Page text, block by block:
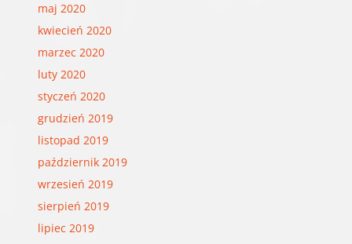
maj 2020
kwiecień 2020
marzec 2020
luty 2020
styczeń 2020
grudzień 2019
listopad 2019
październik 2019
wrzesień 2019
sierpień 2019
lipiec 2019